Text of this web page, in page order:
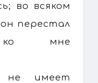
во всяком
перестал
ко мне
имеет